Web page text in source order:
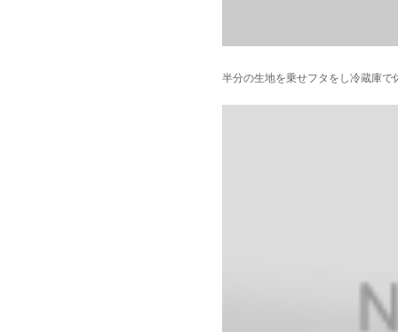
半分の生地を乗せフタをし冷蔵庫